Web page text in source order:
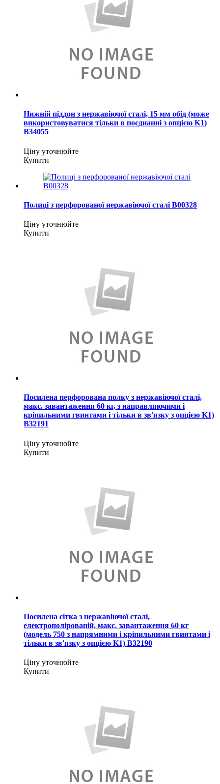
Нижній піддон з нержавіючої сталі, 15 мм обід (може
використовуватися тільки в поєднанні з опцією K1)
B34055
Ціну уточнюйте
Купити
Полиці з перфорованої нержавіючої сталі B00328
Ціну уточнюйте
Купити
Посилена перфорована полку з нержавіючої сталі,
макс. завантаження 60 кг, з направляючими і
кріпильними гвинтами і тільки в зв'язку з опцією K1)
B32191
Ціну уточнюйте
Купити
Посилена сітка з нержавіючої сталі,
електрополірованій, макс. завантаження 60 кг
(модель 750 з напрямними і кріпильними гвинтами і
тільки в зв'язку з опцією K1) B32190
Ціну уточнюйте
Купити